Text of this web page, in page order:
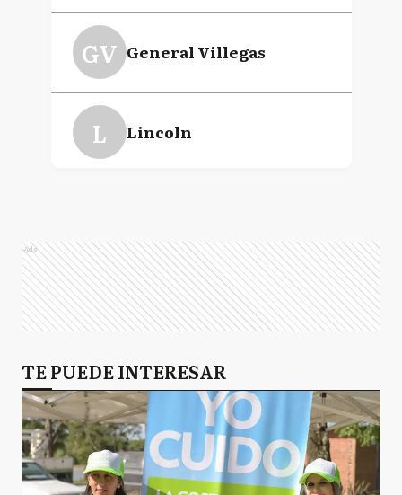
GV General Villegas
L Lincoln
Ads
TE PUEDE INTERESAR